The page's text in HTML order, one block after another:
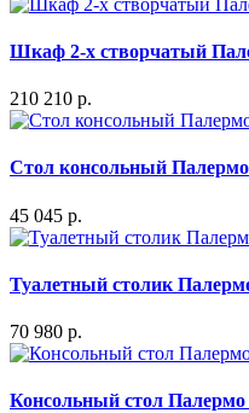
Шкаф 2-х створчатый
210 210 р.
Стол консольный
45 045 р.
Туалетный столик
70 980 р.
Консольный стол Палермо